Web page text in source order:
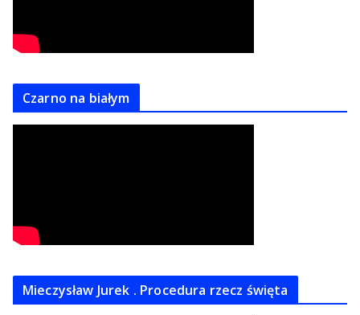
Czarno na białym
Mieczysław Jurek . Procedura rzecz święta